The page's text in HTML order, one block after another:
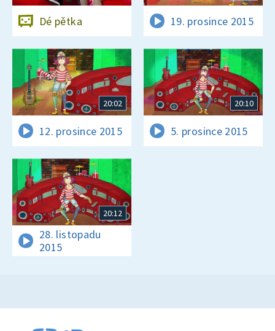
Dé pětka 19. prosince 2015
20:02
12. prosince 2015
20:10
5. prosince 2015
20:12
28. listopadu
2015